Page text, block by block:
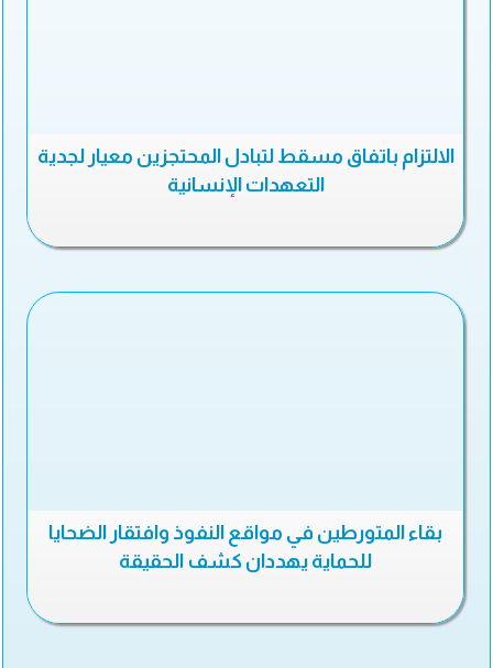
الالتزام باتفاق مسقط لتبادل المحتجزين معيار لجدية
التعهدات الإنسانية
بقاء المتورطين في مواقع النفوذ وافتقار الضحايا
للحماية يهددان كشف الحقيقة